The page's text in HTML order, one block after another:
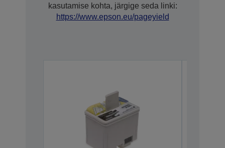
kasutamise kohta, järgige seda linki:
https://www.epson.eu/pageyield